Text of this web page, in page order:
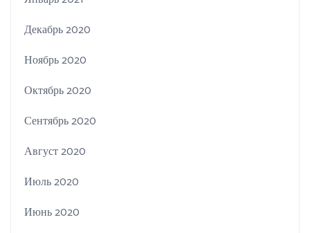
Декабрь 2020
Ноябрь 2020
Октябрь 2020
Сентябрь 2020
Август 2020
Июль 2020
Июнь 2020